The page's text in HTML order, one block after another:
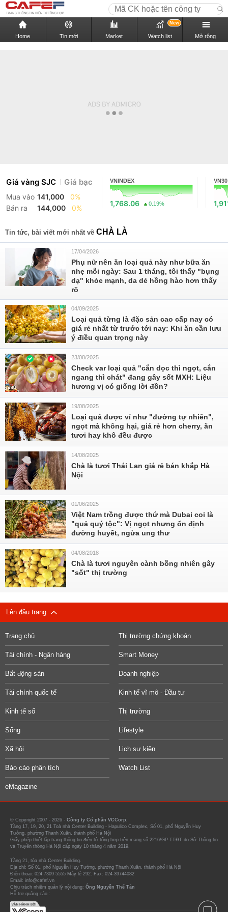
Home Tin mới Market Watch list
New
Mở rộng
Giá vàng SJC Giá bạc
Mua vào 141,000
0%
Bán ra
144,000 0%
VNINDEX
1,768.06 0.19%
VN30
Tin tức, bài viết mới nhất về CHÀ LÀ
17/04/2026
Phụ nữ nên ăn loại quả này như bữa ăn
nhẹ mỗi ngày: Sau 1 tháng, tôi thấy "bụng
dạ" khỏe mạnh, da dẻ hồng hào hơn thấy
rõ
04/09/2025
Loại quả từng là đặc sản cao cấp nay có
giá rẻ nhất từ trước tới nay: Khi ăn cần lưu
ý điều quan trọng này
23/08/2025
Check var loại quả "cắn dọc thì ngọt, cắn
ngang thì chát" đang gây sốt MXH: Liệu
hương vị có giống lời đồn?
19/08/2025
Loại quả được ví như "đường tự nhiên",
ngọt mà không hại, giá rẻ hơn cherry, ăn
tươi hay khô đều được
14/08/2025
Chà là tươi Thái Lan giá rẻ bán khắp Hà
Nội
01/06/2025
Việt Nam trồng được thứ mà Dubai coi là
"quả quý tộc": Vị ngọt nhưng ổn định
đường huyết, ngừa ung thư
04/08/2018
Chà là tươi nguyên cành bỗng nhiên gây
"sốt" thị trường
Lên đầu trang
Trang chủ Thị trường chứng khoán
Tài chính - Ngân hàng Smart Money
Bất động sản Doanh nghiệp
Tài chính quốc tế Kinh tế vĩ mô - Đầu tư
Kinh tế số Thị trường
Sống Lifestyle
Xã hội Lịch sự kiện
Báo cáo phân tích Watch List
eMagazine
© Copyright 2007 - 2026 - Công ty Cổ phần VCCorp.
Tầng 17, 19, 20, 21 Toà nhà Center Building - Hapulico Complex, Số 01, phố Nguyễn Huy
Tưởng, phường Thanh Xuân, thành phố Hà Nội
Giấy phép thiết lập trang thông tin điện tử tổng hợp trên mạng số 2216/GP-TTĐT do Sở Thông tin
và Truyền thông Hà Nội cấp ngày 10 tháng 4 năm 2019.
Tầng 21, tòa nhà Center Building.
Địa chỉ: Số 01, phố Nguyễn Huy Tưởng, phường Thanh Xuân, thành phố Hà Nội
Điện thoại: 024 7309 5555 Máy lẻ 292. Fax: 024-39744082
Email: info@cafef.vn
Chịu trách nhiệm quản lý nội dung: Ông Nguyễn Thế Tân
Hỗ trợ quảng cáo :